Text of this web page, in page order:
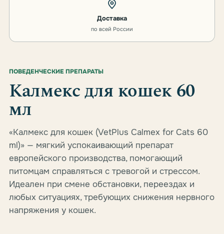
Доставка
по всей России
ПОВЕДЕНЧЕСКИЕ ПРЕПАРАТЫ
Калмекс для кошек 60
мл
«Калмекс для кошек (VetPlus Calmex for Cats 60
ml)» — мягкий успокаивающий препарат
европейского производства, помогающий
питомцам справляться с тревогой и стрессом.
Идеален при смене обстановки, переездах и
любых ситуациях, требующих снижения нервного
напряжения у кошек.